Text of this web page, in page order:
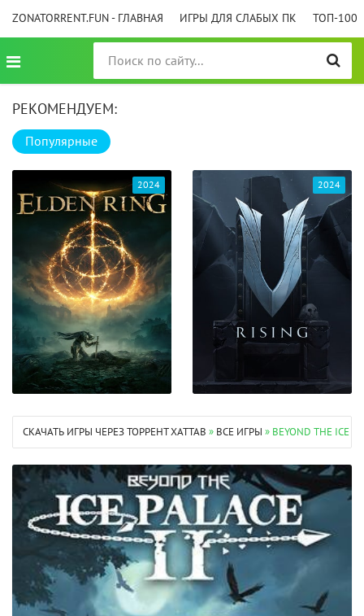
ZONATORRENT.FUN - ГЛАВНАЯ ИГРЫ ДЛЯ СЛАБЫХ ПК ТОП-100
РЕКОМЕНДУЕМ:
Популярные
2024 2024
СКАЧАТЬ ИГРЫ ЧЕРЕЗ ТОРРЕНТ XATTAB » ВСЕ ИГРЫ » BEYOND THE ICE